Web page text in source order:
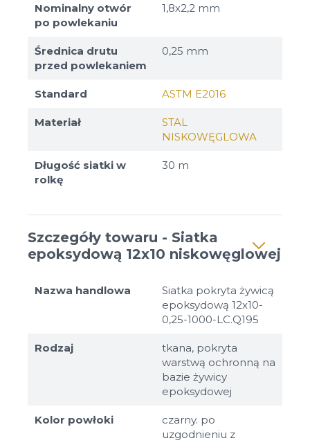
Nominalny otwór
po powlekaniu
1,8х2,2 mm
Średnica drutu
przed powlekaniem
0,25 mm
Standard ASTM E2016
Materiał
STAL
NISKOWĘGLOWA
Długość siatki w
rolkę
30 m
Szczegóły towaru - Siatka
epoksydową 12x10 niskowęglowej
Nazwa handlowa
Siatka pokryta żywicą
epoksydową 12x10-
0,25-1000-LC.Q195
Rodzaj
tkana, pokryta
warstwą ochronną na
bazie żywicy
epoksydowej
Kolor powłoki
czarny. po
uzgodnieniu z